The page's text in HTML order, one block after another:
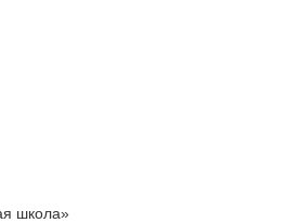
школа»